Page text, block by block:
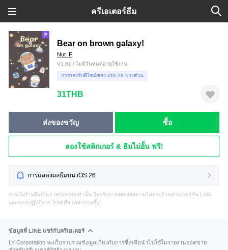
ครีเอเตอร์ธีม
Bear on brown galaxy!
Nut_F
V1.61 / ไม่มีวันหมดอายุใช้งาน
การรองรับดีไซน์ของ iOS 26 บางส่วน
31THB
ส่งของขวัญ ซื้อ
ลองใช้สติกเกอร์ & ธีมไม่อั้น ฟรี!
การแสดงผลธีมบน iOS 26
ภาพในร้านธีมเป็นภาพประกอบเท่านั้น ธีมจริงอาจแสดงผลต่าง/ไม่ครบถ้วนตามเวอร์ชัน LINE
และระบบปฏิบัติการ โปรดพิจารณาก่อนซื้อ
ข้อมูลที่ LINE แชร์กับครีเอเตอร์
LY Corporation จะเก็บรวบรวมข้อมูลเกี่ยวกับการซื้อเพื่อนำไปใช้ในรายงานยอดขาย